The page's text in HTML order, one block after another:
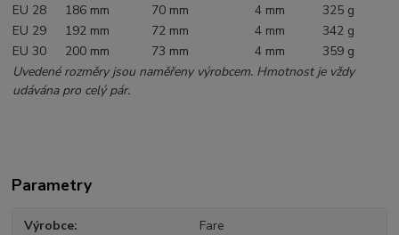
EU 28
186 mm 70 mm 4 mm
325 g
EU 29
192 mm 72 mm 4 mm
342 g
EU 30
200 mm 73 mm 4 mm
359 g
Uvedené rozměry jsou naměřeny výrobcem. Hmotnost je vždy
udávána pro celý pár.
Parametry
Výrobce Fare